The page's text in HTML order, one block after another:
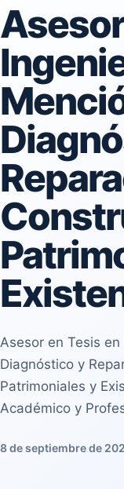
Asesor en Tesis
Diagnóstico y
Patrimoniales y
Académico y
8 de septiembre de